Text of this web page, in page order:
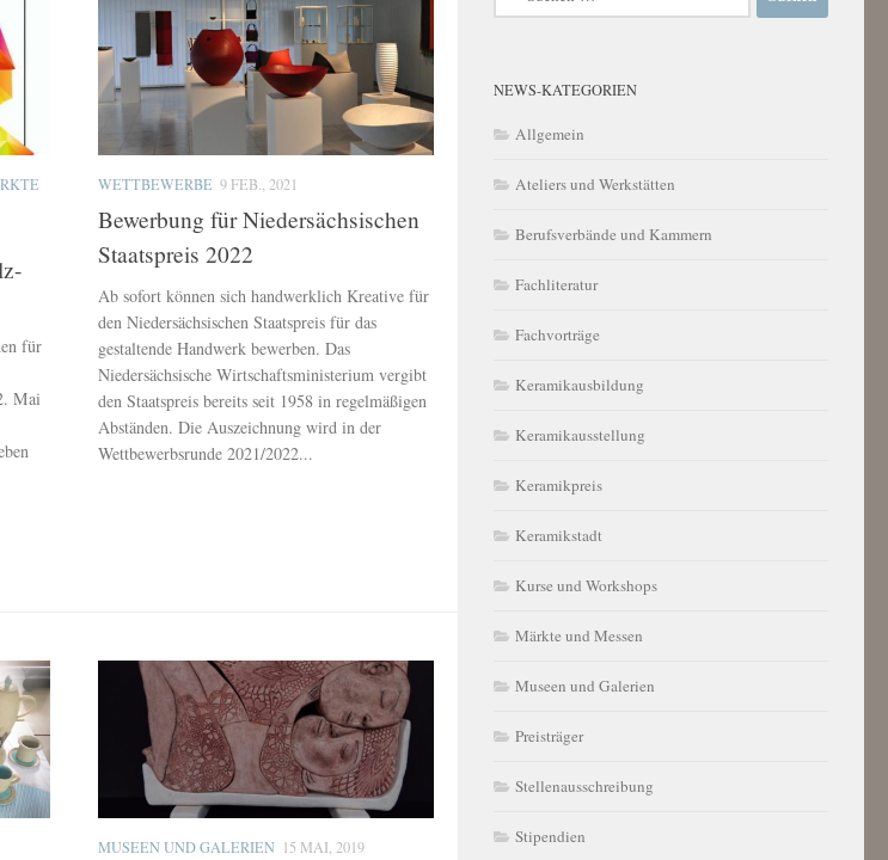
für
Mai
WETTBEWERBE 9 FEB., 2021
Bewerbung für Niedersächsischen
Staatspreis 2022
Ab sofort können sich handwerklich Kreative für
den Niedersächsischen Staatspreis für das
gestaltende Handwerk bewerben. Das
Niedersächsische Wirtschaftsministerium vergibt
den Staatspreis bereits seit 1958 in regelmäßigen
Abständen. Die Auszeichnung wird in der
Wettbewerbsrunde 2021/2022...
MUSEEN UND GALERIEN 15 MAI, 2019
NEWS-KATEGORIEN
Allgemein
Ateliers und Werkstätten
Berufsverbände und Kammern
Fachliteratur
Fachvorträge
Keramikausbildung
Keramikausstellung
Keramikpreis
Keramikstadt
Kurse und Workshops
Märkte und Messen
Museen und Galerien
Preisträger
Stellenausschreibung
Stipendien